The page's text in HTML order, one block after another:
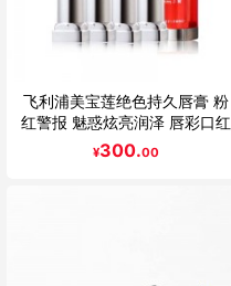
飞利浦美宝莲绝色持久唇膏 粉
红警报 魅惑炫亮润泽 唇彩口红
¥300.00